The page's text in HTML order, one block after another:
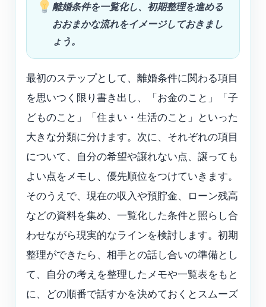
離婚条件を一覧化し、初期整理を進める
おおまかな流れをイメージしておきまし
ょう。
最初のステップとして、離婚条件に関わる項目
を思いつく限り書き出し、「お金のこと」「子
どものこと」「住まい・生活のこと」といった
大きな分類に分けます。次に、それぞれの項目
について、自分の希望や譲れない点、譲っても
よい点をメモし、優先順位をつけていきます。
そのうえで、現在の収入や預貯金、ローン残高
などの資料を集め、一覧化した条件と照らし合
わせながら現実的なラインを検討します。初期
整理ができたら、相手との話し合いの準備とし
て、自分の考えを整理したメモや一覧表をもと
に、どの順番で話すかを決めておくとスムーズ